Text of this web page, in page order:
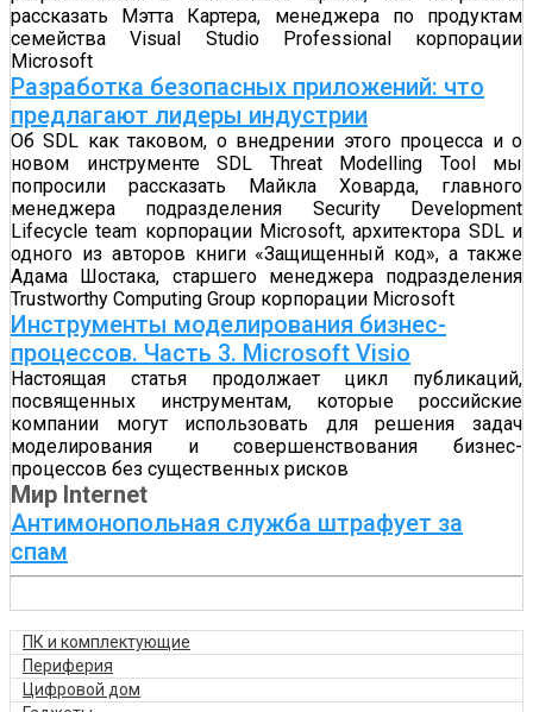
рассказать Мэтта Картера, менеджера по продуктам
семейства Visual Studio Professional корпорации
Microsoft
Разработка безопасных приложений: что
предлагают лидеры индустрии
Об SDL как таковом, о внедрении этого процесса и о
новом инструменте SDL Threat Modelling Tool мы
попросили рассказать Майкла Ховарда, главного
менеджера подразделения Security Development
Lifecycle team корпорации Microsoft, архитектора SDL и
одного из авторов книги «Защищенный код», а также
Адама Шостака, старшего менеджера подразделения
Trustworthy Computing Group корпорации Microsoft
Инструменты моделирования бизнес-
процессов. Часть 3. Microsoft Visio
Настоящая статья продолжает цикл публикаций,
посвященных инструментам, которые российские
компании могут использовать для решения задач
моделирования и совершенствования бизнес-
процессов без существенных рисков
Мир Internet
Антимонопольная служба штрафует за
спам
ПК и комплектующие
Периферия
Цифровой дом